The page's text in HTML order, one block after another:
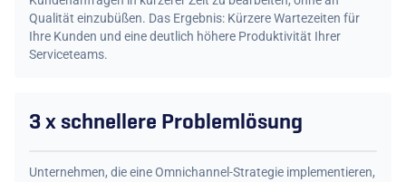
Qualität einzubüßen. Das Ergebnis: Kürzere Wartezeiten für
Ihre Kunden und eine deutlich höhere Produktivität Ihrer
Serviceteams.
3 x schnellere Problem­lösung
Unternehmen, die eine Omnichannel-Strategie implementieren,